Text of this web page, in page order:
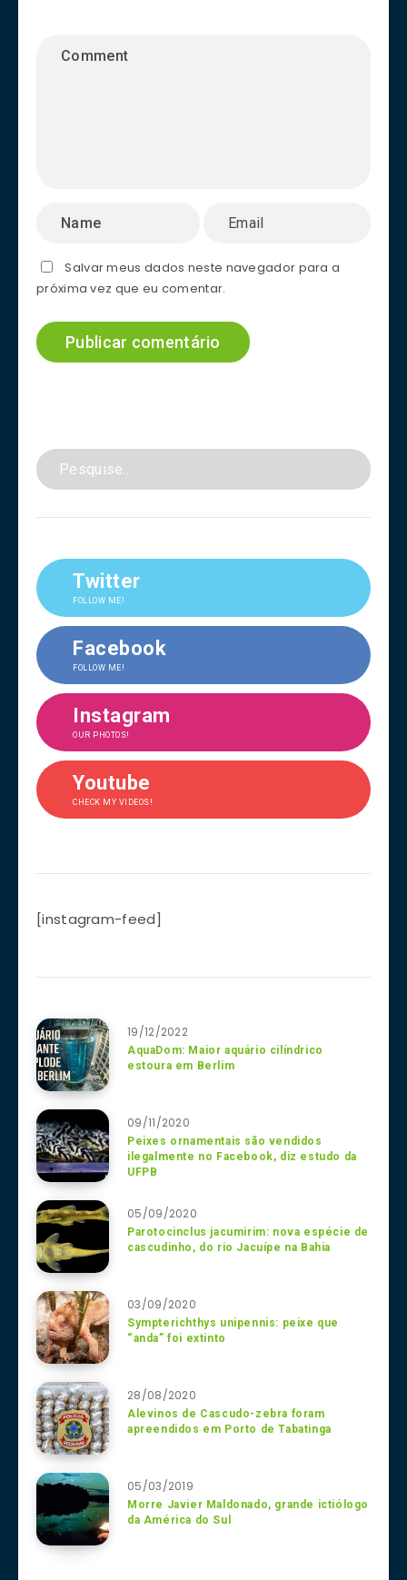
Salvar meus dados neste navegador para a
próxima vez que eu comentar.
Twitter
FOLLOW ME!
Facebook
FOLLOW ME!
Instagram
OUR PHOTOS!
Youtube
CHECK MY VIDEOS!
[instagram-feed]
19/12/2022
AquaDom: Maior aquário cilíndrico
estoura em Berlim
09/11/2020
Peixes ornamentais são vendidos
ilegalmente no Facebook, diz estudo da
UFPB
05/09/2020
Parotocinclus jacumirim: nova espécie de
cascudinho, do rio Jacuípe na Bahia
03/09/2020
Sympterichthys unipennis: peixe que
“anda” foi extinto
28/08/2020
Alevinos de Cascudo-zebra foram
apreendidos em Porto de Tabatinga
05/03/2019
Morre Javier Maldonado, grande ictiólogo
da América do Sul